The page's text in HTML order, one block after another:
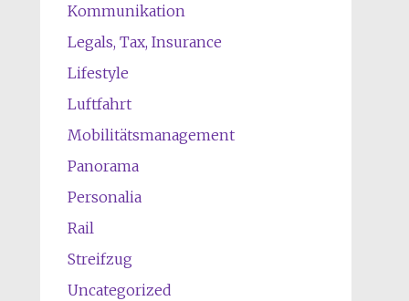
Kommunikation
Legals, Tax, Insurance
Lifestyle
Luftfahrt
Mobilitätsmanagement
Panorama
Personalia
Rail
Streifzug
Uncategorized